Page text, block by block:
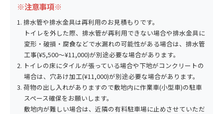
※注意事項※
排水管や排水金具は再利用のお見積もりです。
トイレを外した際、排水管が再利用できない場合や排水金具に
変形・破損・腐食などで水漏れの可能性がある場合は、排水管
工事(¥5,500〜¥11,000)が別途必要な場合があります。
トイレの床にタイルが張っている場合や下地がコンクリートの
場合は、穴あけ加工(¥11,000)が別途必要な場合があります。
荷物の出し入れがありますので敷地内に作業車(小型車)の駐車
スペース確保をお願いします。
敷地内が難しい場合は、近隣の有料駐車場に止めさせていただ